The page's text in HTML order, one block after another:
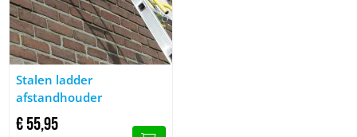
Afbeelding Stalen ladder afstandhouder
Stalen ladder
afstandhouder
€55,95